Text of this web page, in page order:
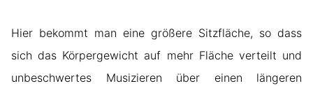
Hier bekommt man eine größere Sitzfläche, so dass
sich das Körpergewicht auf mehr Fläche verteilt und
unbeschwertes Musizieren über einen längeren